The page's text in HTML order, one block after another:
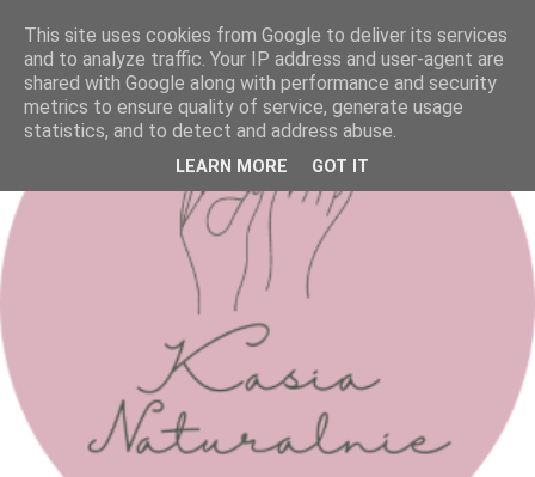
This site uses cookies from Google to deliver its services
and to analyze traffic. Your IP address and user-agent are
shared with Google along with performance and security
metrics to ensure quality of service, generate usage
statistics, and to detect and address abuse.
LEARN MORE GOT IT